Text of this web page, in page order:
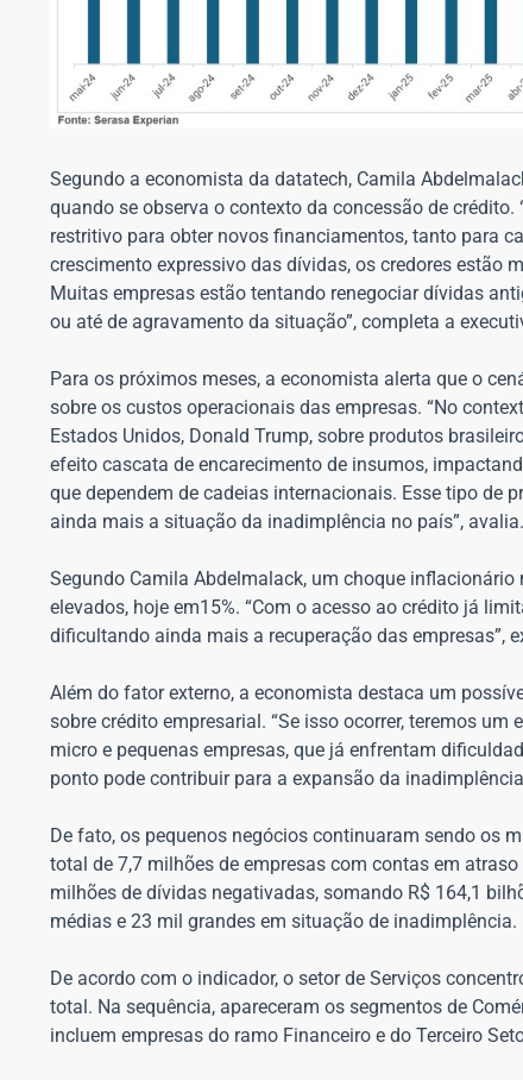
Segundo a economista da datatech, Camila
quando se observa o contexto da concessão de
restritivo para obter novos financiamentos, tanto para
crescimento expressivo das dívidas, os credores estão
Muitas empresas estão tentando renegociar dívidas
ou até de agravamento da situação”, completa a
Para os próximos meses, a economista alerta que o
sobre os custos operacionais das empresas. “No
Estados Unidos, Donald Trump, sobre produtos
efeito cascata de encarecimento de insumos,
que dependem de cadeias internacionais. Esse tipo de
ainda mais a situação da inadimplência no país”, avalia.
Segundo Camila Abdelmalack, um choque
elevados, hoje em15%. “Com o acesso ao crédito já
dificultando ainda mais a recuperação das empresas”,
Além do fator externo, a economista destaca um
sobre crédito empresarial. “Se isso ocorrer, teremos
micro e pequenas empresas, que já enfrentam
ponto pode contribuir para a expansão da
De fato, os pequenos negócios continuaram sendo os
total de 7,7 milhões de empresas com contas em
milhões de dívidas negativadas, somando R$ 164,1
médias e 23 mil grandes em situação de inadimplência.
De acordo com o indicador, o setor de Serviços
total. Na sequência, apareceram os segmentos de
incluem empresas do ramo Financeiro e do Terceiro